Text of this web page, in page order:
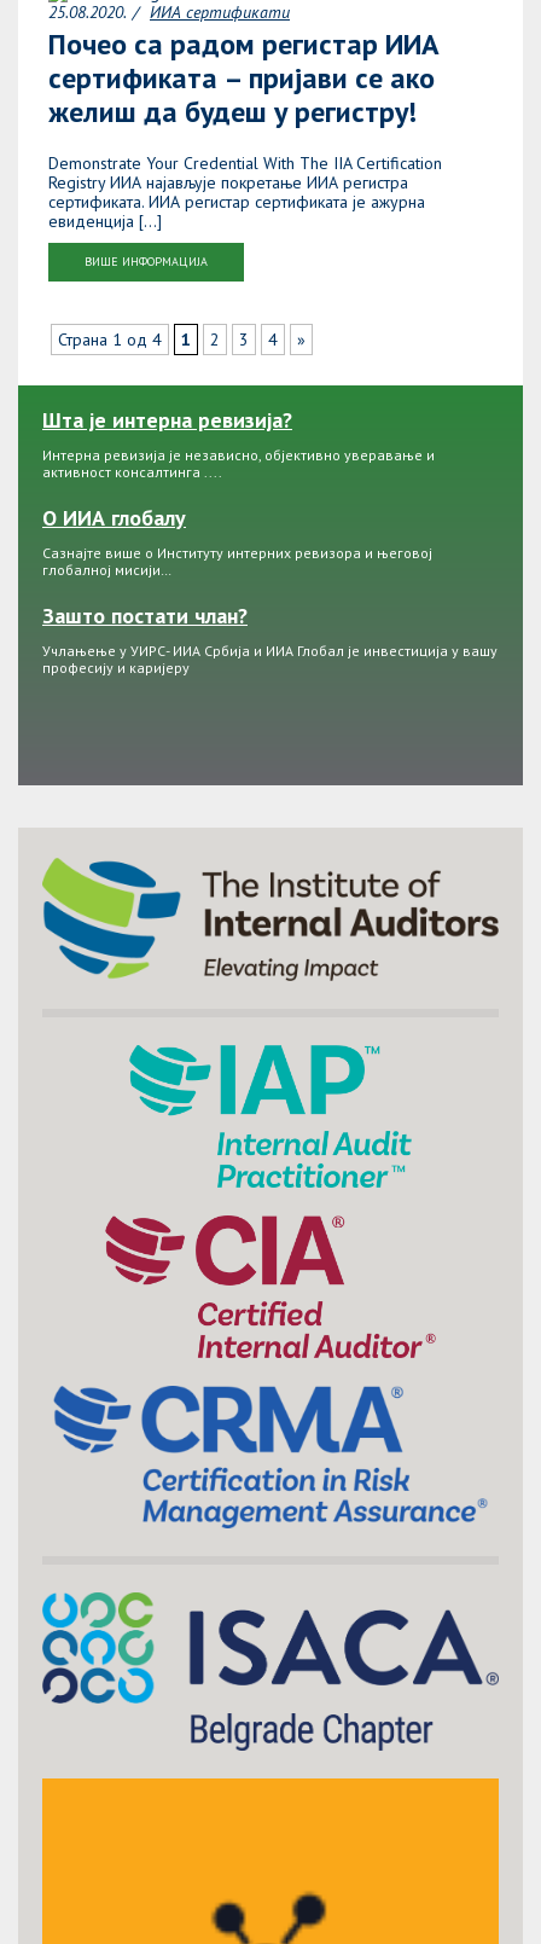
25.08.2020. ИИА сертификати
Почео са радом регистар ИИА
сертификата – пријави се ако
желиш да будеш у регистру!
Demonstrate Your Credential With The IIA Certification
Registry ИИА најављује покретање ИИА регистра
сертификата. ИИА регистар сертификата је ажурна
евиденција […]
ВИШЕ ИНФОРМАЦИЈА
Страна 1 од 4 1 2 3 4 »
Шта је интерна ревизија?
Интерна ревизија је независно, објективно уверавање и
активност консалтинга ....
О ИИА глобалу
Сазнајте више о Институту интерних ревизора и његовој
глобалној мисији…
Зашто постати члан?
Учлањење у УИРС- ИИА Србија и ИИА Глобал је инвестиција у вашу
професију и каријеру